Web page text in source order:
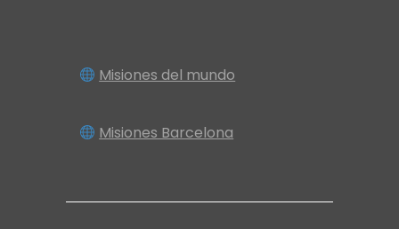
Misiones del mundo
Misiones Barcelona